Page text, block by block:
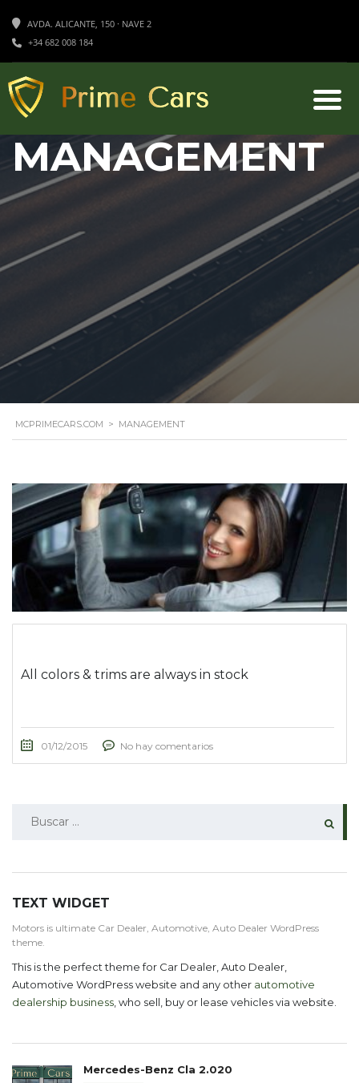
AVDA. ALICANTE, 150 · NAVE 2
+34 682 008 184
MANAGEMENT
MCPRIMECARS.COM > MANAGEMENT
All colors & trims are always in stock
01/12/2015 No hay comentarios
BUSCAR:
TEXT WIDGET
Motors is ultimate Car Dealer, Automotive, Auto Dealer WordPress
theme.
This is the perfect theme for Car Dealer, Auto Dealer,
Automotive WordPress website and any other automotive
dealership business , who sell, buy or lease vehicles via website.
Mercedes-Benz Cla 2.020